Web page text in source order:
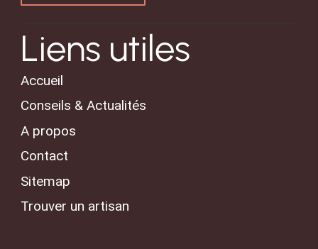
Liens utiles
Accueil
Conseils & Actualités
A propos
Contact
Sitemap
Trouver un artisan